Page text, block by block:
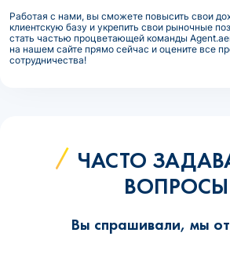
Работая с нами, вы сможете повысить свои
клиентскую базу и укрепить свои рыночные
стать частью процветающей команды
на нашем сайте прямо сейчас и оцените все
сотрудничества!
ЧАСТО
ВОПРОСЫ
Вы спрашивали, мы